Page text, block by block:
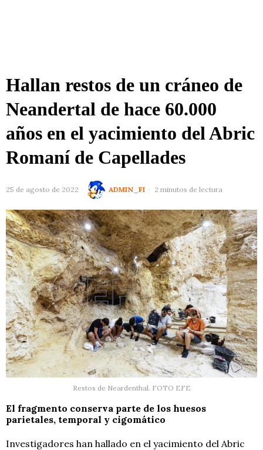
Hallan restos de un cráneo de
Neandertal de hace 60.000
años en el yacimiento del Abric
Romaní de Capellades
25 de agosto de 2022 ADMIN_FI 2 minutos de lectura
Restos de Neardenthal. FOTO EFE
El fragmento conserva parte de los huesos
parietales, temporal y cigomático
Investigadores han hallado en el yacimiento del Abric